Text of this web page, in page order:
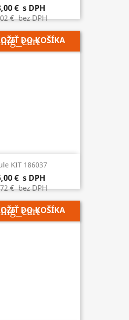
€ s DPH
€bez DPH
DO KOŠÍKA
KIT 186037
€ s DPH
€bez DPH
DO KOŠÍKA